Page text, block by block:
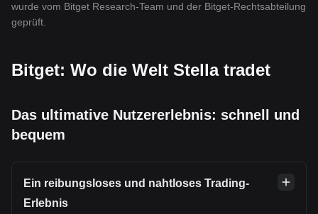
wurde vom Bitget Research-Team und der Bitget-Rechtsabteilung
geprüft.
Bitget: Wo die Welt Stella tradet
Das ultimative Nutzererlebnis: schnell und
bequem
Ein reibungsloses und nahtloses Trading-
Erlebnis